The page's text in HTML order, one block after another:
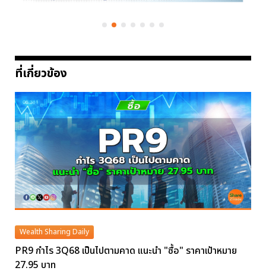
ที่เกี่ยวข้อง
Wealth Sharing Daily
PR9 กำไร 3Q68 เป็นไปตามคาด แนะนำ "ซื้อ" ราคาเป้าหมาย
27.95 บาท